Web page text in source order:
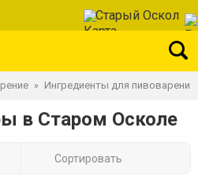
Старый Оскол
» Ингредиенты для пивоварения
в Старом Осколе
Сортировать